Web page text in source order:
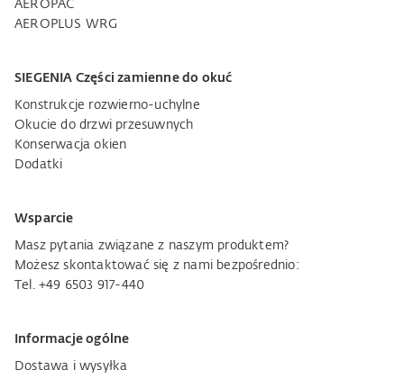
AEROPAC
AEROPLUS WRG
SIEGENIA Części zamienne do okuć
Konstrukcje rozwierno-uchylne
Okucie do drzwi przesuwnych
Konserwacja okien
Dodatki
Wsparcie
Masz pytania związane z naszym produktem?
Możesz skontaktować się z nami bezpośrednio:
Tel. +49 6503 917-440
Informacje ogólne
Dostawa i wysyłka